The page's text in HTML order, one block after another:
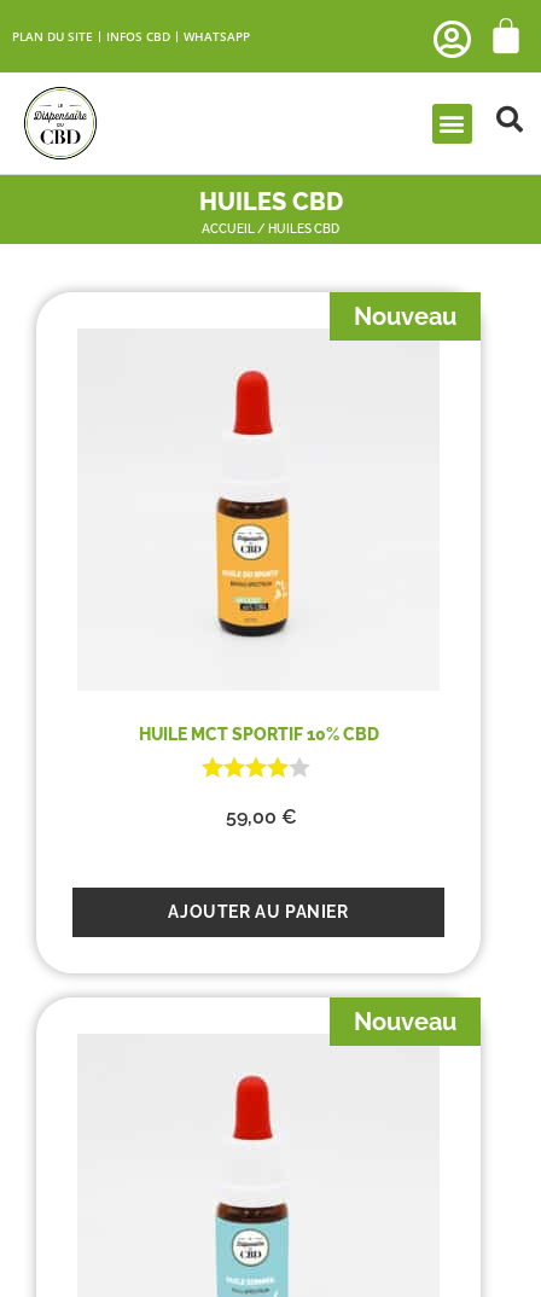
PLAN DU SITE INFOS CBD WHATSAPP
HUILES CBD
ACCUEIL / HUILES CBD
Nouveau
HUILE MCT SPORTIF 10% CBD
59,00 €
AJOUTER AU PANIER
Nouveau